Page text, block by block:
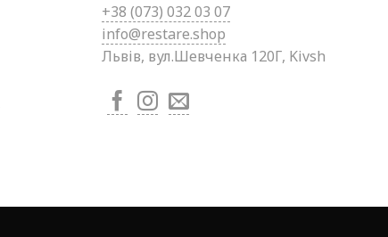
+38 (073) 032 03 07
info@restare.shop
Львів, вул.Шевченка 120Г, Kivsh